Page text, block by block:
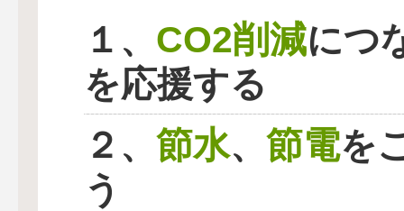
１、 CO2削減につ
を応援する
２、 節水、 節電を
う